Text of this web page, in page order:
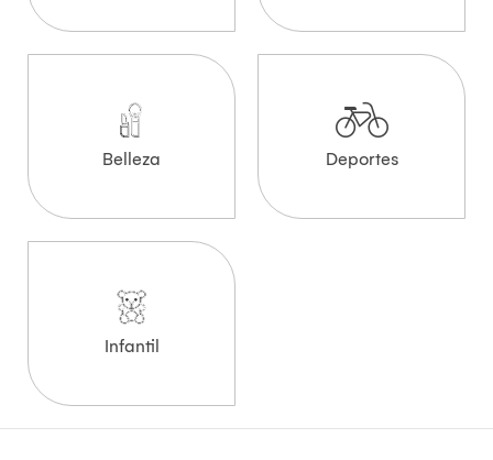
Belleza Deportes
Infantil